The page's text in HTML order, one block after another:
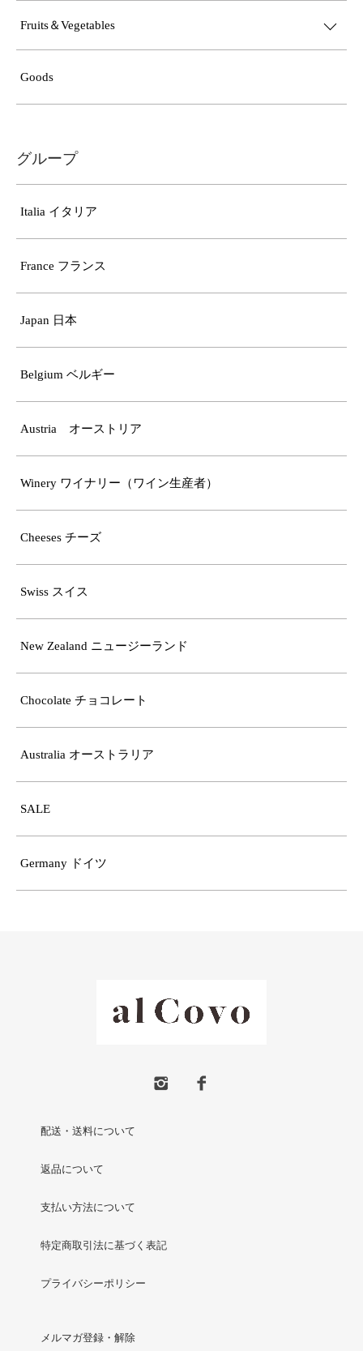
Fruits＆Vegetables
Goods
グループ
Italia イタリア
France フランス
Japan 日本
Belgium ベルギー
Austria オーストリア
Winery ワイナリー（ワイン生産者）
Cheeses チーズ
Swiss スイス
New Zealand ニュージーランド
Chocolate チョコレート
Australia オーストラリア
SALE
Germany ドイツ
配送・送料について
返品について
支払い方法について
特定商取引法に基づく表記
プライバシーポリシー
メルマガ登録・解除